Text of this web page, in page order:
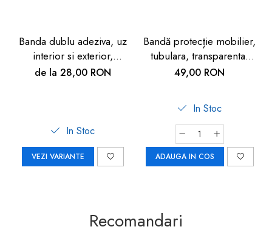
Banda dublu adeziva, uz
interior si exterior,
transparenta, 30M
de la 28,00 RON
In Stoc
VEZI VARIANTE
Bandă protecție mobilier,
tubulara, transparenta,
1.2m
49,00 RON
In Stoc
ADAUGA IN COS
Recomandari